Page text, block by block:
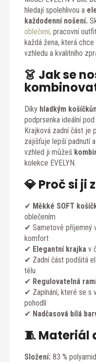
hledají spolehlivou a
každodenní nošení.
oblečení, pracovní
každá žena, která
vzhledu a kvalitního
👗 Jak se
Díky hladkým
podprsenka ideální
Krajková zadní část je
zajišťuje lepší padnutí
vzhled ji můžeš
kolekce EVELYN.
💎 Proč si ji
✔ Měkké SOFT
oblečením
✔ Sametově příjemný
komfort
✔ Elegantní krajka v
✔ Zadní část podšitá
tělu
✔ Regulovatelná
✔ Zapínání, které se s
pohodlí
✔ Nadčasová bílá
🧵 Materiál
Složení: 83 %